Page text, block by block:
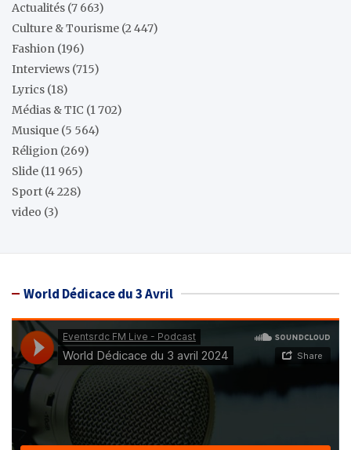
Actualités (7 663)
Culture & Tourisme (2 447)
Fashion (196)
Interviews (715)
Lyrics (18)
Médias & TIC (1 702)
Musique (5 564)
Réligion (269)
Slide (11 965)
Sport (4 228)
video (3)
World Dédicace du 3 Avril